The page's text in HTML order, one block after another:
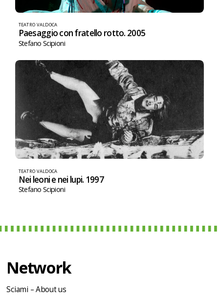
TEATRO VALDOCA
Paesaggio con fratello rotto. 2005
Stefano Scipioni
TEATRO VALDOCA
Nei leoni e nei lupi. 1997
Stefano Scipioni
Network
Sciami – About us